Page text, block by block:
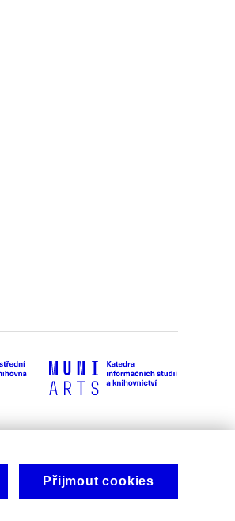
Přijmout cookies